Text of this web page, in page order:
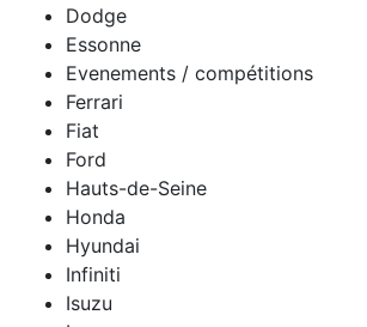
Dodge
Essonne
Evenements / compétitions
Ferrari
Fiat
Ford
Hauts-de-Seine
Honda
Hyundai
Infiniti
Isuzu